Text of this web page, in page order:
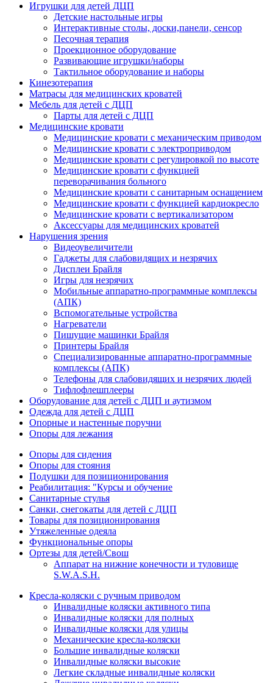
Игрушки для детей ДЦП
Детские настольные игры
Интерактивные столы, доски,панели, сенсор
Песочная терапия
Проекционное оборудование
Развивающие игрушки/наборы
Тактильное оборудование и наборы
Кинезотерапия
Матрасы для медицинских кроватей
Мебель для детей с ДЦП
Парты для детей с ДЦП
Медицинские кровати
Медицинские кровати с механическим приводом
Медицинские кровати с электроприводом
Медицинские кровати с регулировкой по высоте
Медицинские кровати с функцией
переворачивания больного
Медицинские кровати с санитарным оснащением
Медицинские кровати с функцией кардиокресло
Медицинские кровати с вертикализатором
Аксессуары для медицинских кроватей
Нарушения зрения
Видеоувеличители
Гаджеты для слабовидящих и незрячих
Дисплеи Брайля
Игры для незрячих
Мобильные аппаратно-программные комплексы
(АПК)
Вспомогательные устройства
Нагреватели
Пишущие машинки Брайля
Принтеры Брайля
Специализированные аппаратно-программные
комплексы (АПК)
Телефоны для слабовидящих и незрячих людей
Тифлофлешплееры
Оборудование для детей с ДЦП и аутизмом
Одежда для детей с ДЦП
Опорные и настенные поручни
Опоры для лежания
Опоры для сидения
Опоры для стояния
Подушки для позиционирования
Реабилитация: "Курсы и обучение
Санитарные стулья
Санки, снегокаты для детей с ДЦП
Товары для позиционирования
Утяжеленные одеяла
Функциональные опоры
Ортезы для детей/Свош
Аппарат на нижние конечности и туловище
S.W.A.S.H.
Кресла-коляски с ручным приводом
Инвалидные коляски активного типа
Инвалидные коляски для полных
Инвалидные коляски для улицы
Механические кресла-коляски
Большие инвалидные коляски
Инвалидные коляски высокие
Легкие складные инвалидные коляски